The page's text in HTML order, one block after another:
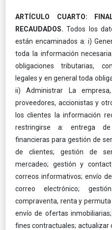
ARTÍCULO CUARTO:
RECAUDADOS. Todos los
están encaminados a: i)
toda la información
obligaciones tributarias,
legales y en general toda
ii) Administrar La
proveedores, accionistas y
los clientes la información
restringirse a: entrega
financieras para gestión de
de clientes; gestión de
mercadeo; gestión y
correos informativos; envío
correo electrónico;
compraventa, renta y
envío de ofertas
fines contractuales; actualizar